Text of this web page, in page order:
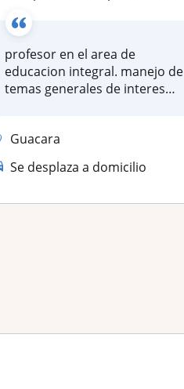
profesor en el area de
educacion integral. manejo de
temas generales de interes
Guacara
Se desplaza a domicilio